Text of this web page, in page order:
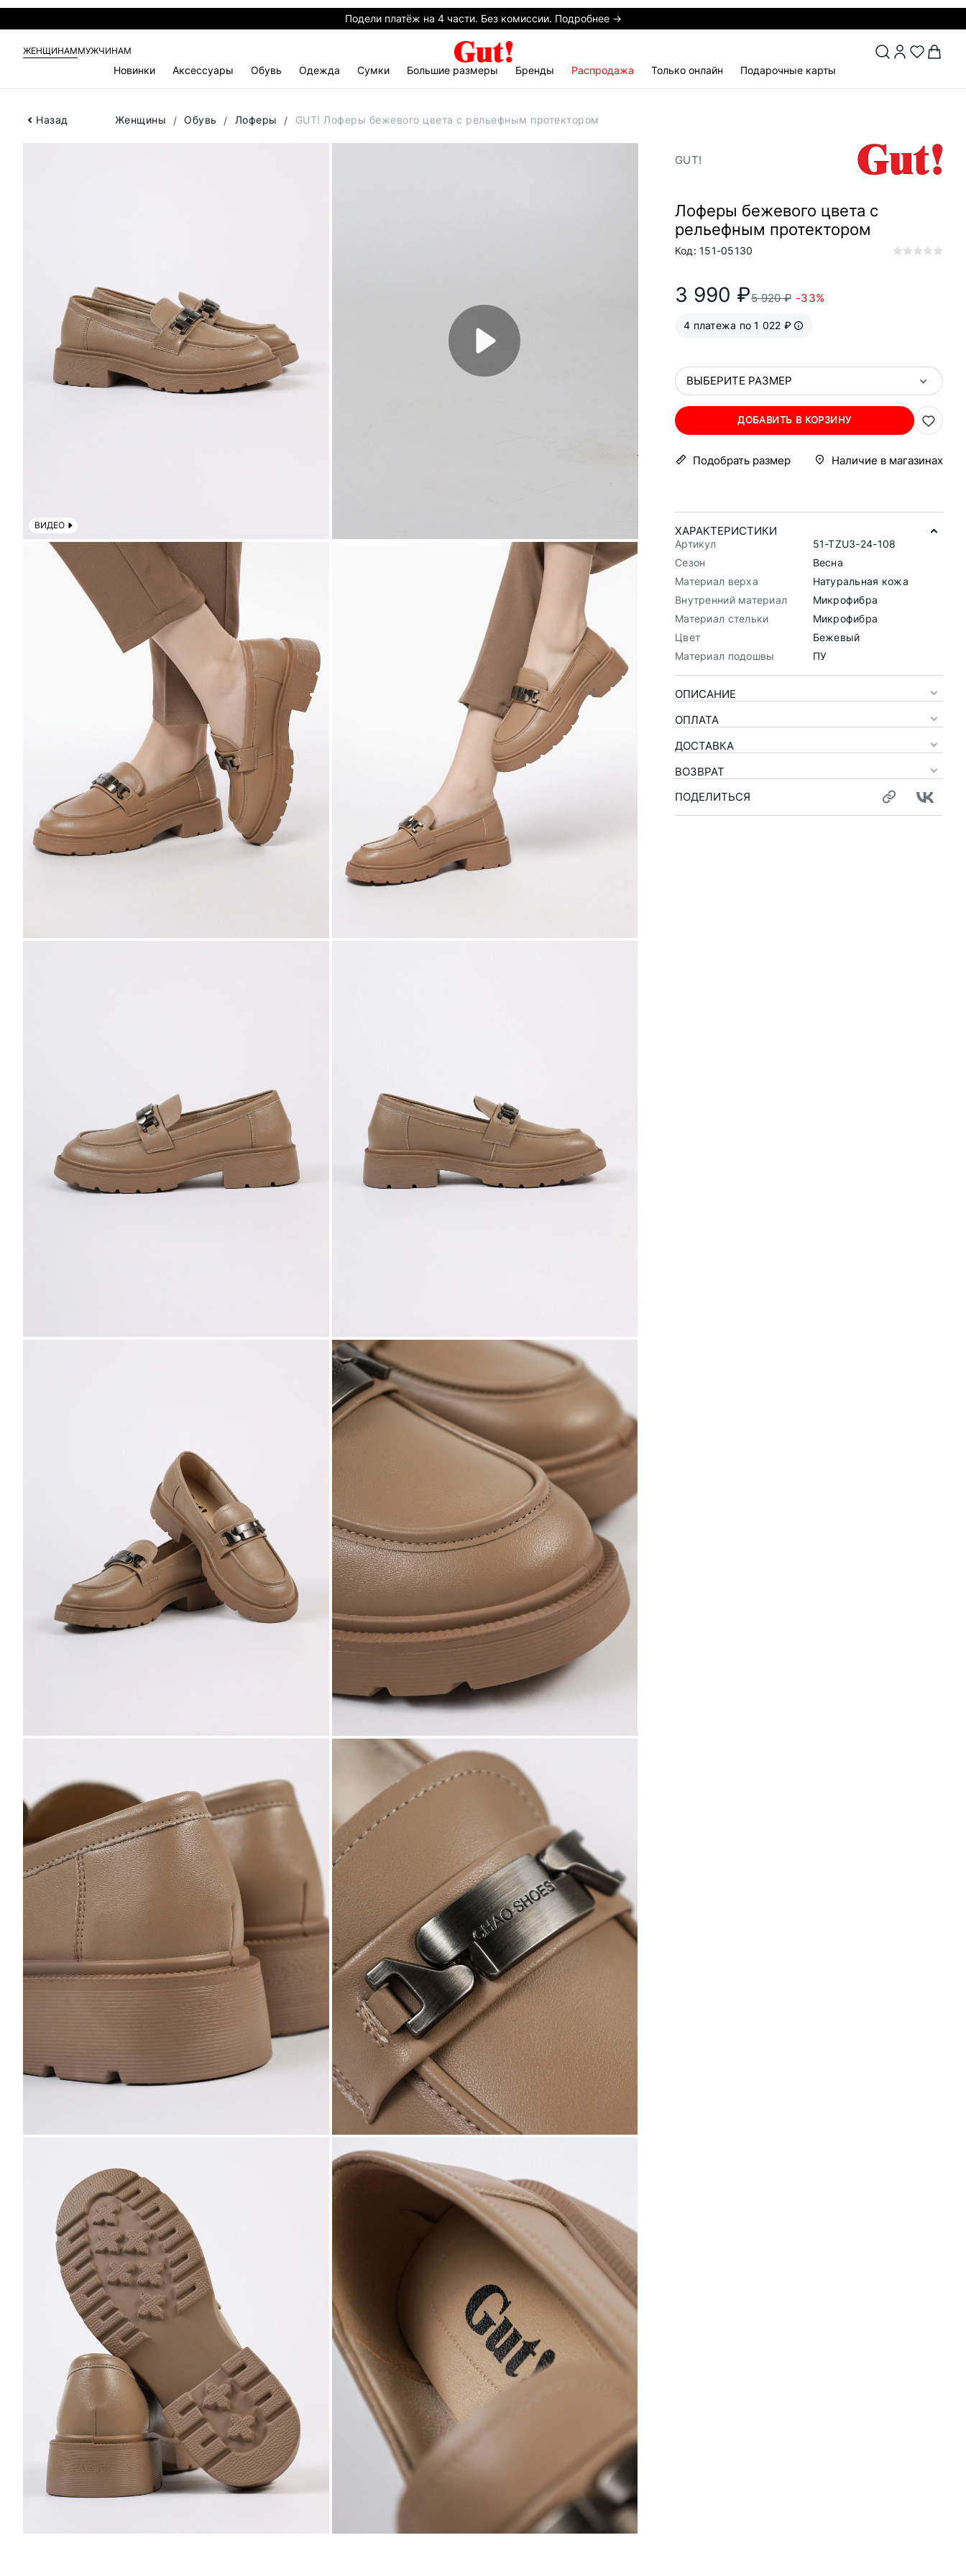
Подели платёж на 4 части. Без комиссии. Подробнее →
ЖЕНЩИНАММУЖЧИНАМ
Новинки Аксессуары Обувь Одежда Сумки Большие размеры Бренды Распродажа Только онлайн Подарочные карты
Назад Женщины Обувь Лоферы GUT! Лоферы бежевого цвета с рельефным протектором
ВИДЕО
GUT!
Лоферы бежевого цвета с
рельефным протектором
Код: 151-05130
3 990 ₽5 920 ₽ -33%
4 платежа по 1 022 ₽
ВЫБЕРИТЕ РАЗМЕР
ДОБАВИТЬ В КОРЗИНУ
Подобрать размер Наличие в магазинах
ХАРАКТЕРИСТИКИ
Артикул
51-TZU3-24-108
Сезон
Весна
Материал верха
Натуральная кожа
Внутренний материал
Микрофибра
Материал стельки
Микрофибра
Цвет
Бежевый
Материал подошвы
ПУ
ОПИСАНИЕ
ОПЛАТА
ДОСТАВКА
ВОЗВРАТ
ПОДЕЛИТЬСЯ